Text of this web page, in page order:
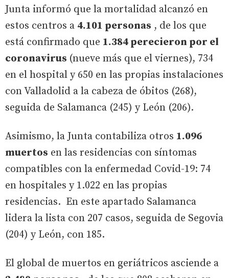
Junta informó que la mortalidad alcanzó en
estos centros a 4.101 personas , de los que
está confirmado que 1.384 perecieron por el
coronavirus (nueve más que el viernes), 734
en el hospital y 650 en las propias instalaciones
con Valladolid a la cabeza de óbitos (268),
seguida de Salamanca (245) y León (206).
Asimismo, la Junta contabiliza otros 1.096
muertos en las residencias con síntomas
compatibles con la enfermedad Covid-19: 74
en hospitales y 1.022 en las propias
residencias. En este apartado Salamanca
lidera la lista con 207 casos, seguida de Segovia
(204) y León, con 185.
El global de muertos en geriátricos asciende a